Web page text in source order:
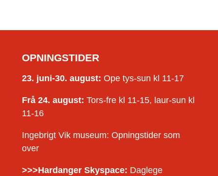
OPNINGSTIDER
23. juni-30. august: Ope tys-sun kl 11-17
Frå 24. august: Tors-fre kl 11-15, laur-sun kl
11-16
Ingebrigt Vik museum: Opningstider som
over
>>>Hardanger Skyspace: Daglege